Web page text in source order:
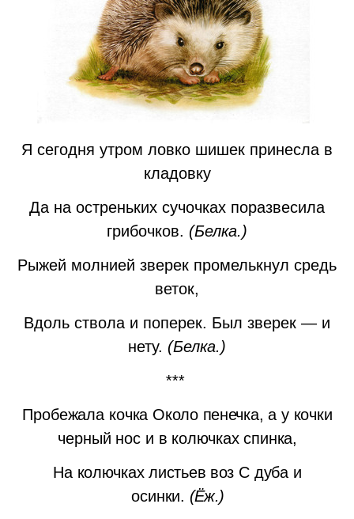
Я сегодня утром ловко шишек принесла в
кладовку
Да на остреньких сучочках поразвесила
грибочков. (Белка.)
Рыжей молнией зверек промелькнул средь
веток,
Вдоль ствола и поперек. Был зверек — и
нету. (Белка.)
***
Пробежала кочка Около пенечка,а у кочки
черный нос и в колючках спинка,
На колючках листьев воз С дуба и
осинки. (Ёж.)